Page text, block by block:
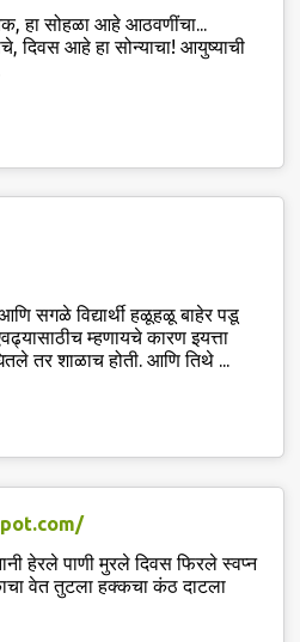
हा सोहळा आहे आठवणींचा...
दिवस आहे हा सोन्याचा! आयुष्याची
सगळे विद्यार्थी हळूहळू बाहेर पडू
म्हणायचे कारण इयत्ता
तर शाळाच होती. आणि तिथे ...
हेरले पाणी मुरले दिवस फिरले स्वप्न
वेत तुटला हक्कचा कंठ दाटला